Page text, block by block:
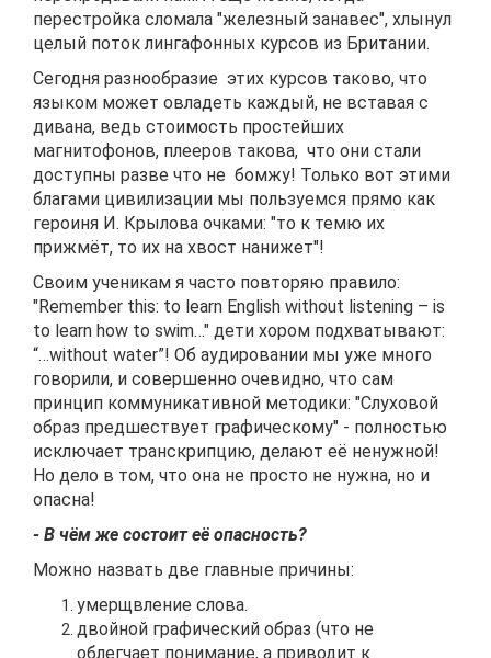
перестройка сломала "железный занавес", хлынул
целый поток лингафонных курсов из Британии.
Сегодня разнообразие этих курсов таково, что
языком может овладеть каждый, не вставая с
дивана, ведь стоимость простейших
магнитофонов, плееров такова, что они стали
доступны разве что не бомжу! Только вот этими
благами цивилизации мы пользуемся прямо как
героиня И. Крылова очками: "то к темю их
прижмёт, то их на хвост нанижет"!
Своим ученикам я часто повторяю правило:
"Remember this: to learn English without listening – is
to learn how to swim…" дети хором подхватывают:
“…without water”! Об аудировании мы уже много
говорили, и совершенно очевидно, что сам
принцип коммуникативной методики: "Слуховой
образ предшествует графическому" - полностью
исключает транскрипцию, делают её ненужной!
Но дело в том, что она не просто не нужна, но и
опасна!
- В чём же состоит её опасность?
Можно назвать две главные причины:
умерщвление слова.
двойной графический образ (что не
облегчает понимание, а приводит к